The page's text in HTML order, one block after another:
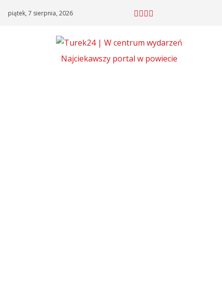
piątek, 7 sierpnia, 2026
Najciekawszy portal w powiecie